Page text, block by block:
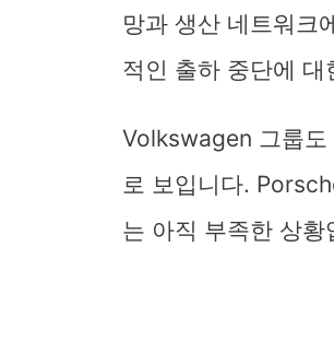
망과 생산 네트워크
적인 출하 중단에
Volkswagen 그룹도
로 보입니다.
는 아직 부족한 상황